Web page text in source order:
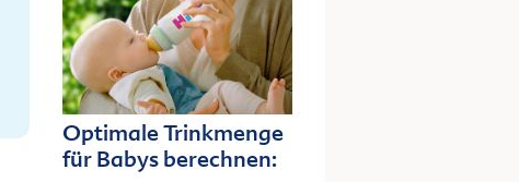
Optimale Trinkmenge
für Babys berechnen: